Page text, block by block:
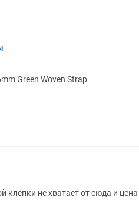
Green Woven Strap
клепки не хватает от сюда и